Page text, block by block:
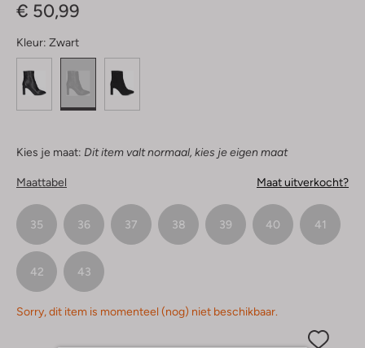
€ 50,99
Kleur: Zwart
Kies je maat: Dit item valt normaal, kies je eigen maat
Maattabel Maat uitverkocht?
35 36 37 38 39 40 41
42 43
Sorry, dit item is momenteel (nog) niet beschikbaar.